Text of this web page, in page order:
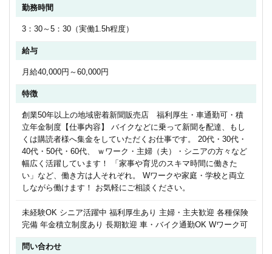
勤務時間
3：30～5：30（実働1.5h程度）
給与
月給40,000円～60,000円
特徴
創業50年以上の地域密着新聞販売店 福利厚生・車通勤可・積
立年金制度【仕事内容】 バイクなどに乗って新聞を配達、もし
くは購読者様へ集金をしていただくお仕事です。 20代・30代・
40代・50代・60代、 ｗワーク・主婦（夫）・シニアの方々など
幅広く活躍しています！ 「家事や育児のスキマ時間に働きた
い」など、働き方は人それぞれ。 Wワークや家庭・学校と両立
しながら働けます！ お気軽にご相談ください。
未経験OK シニア活躍中 福利厚生あり 主婦・主夫歓迎 各種保険
完備 年金積立制度あり 長期歓迎 車・バイク通勤OK Wワーク可
問い合わせ